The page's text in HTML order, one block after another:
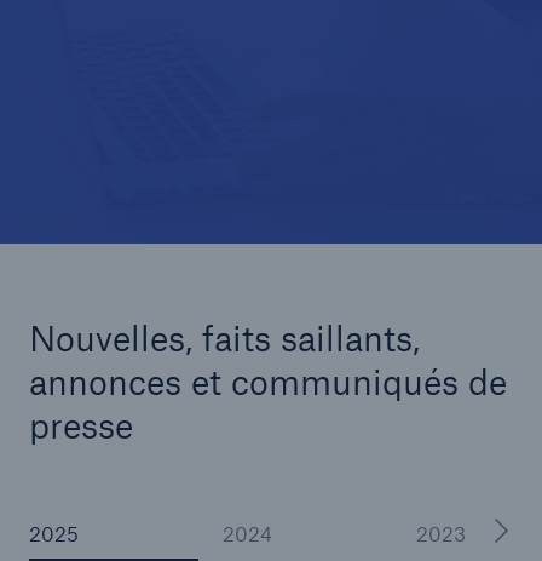
Nouvelles, faits saillants,
annonces et communiqués de
presse
2025 2024 2023